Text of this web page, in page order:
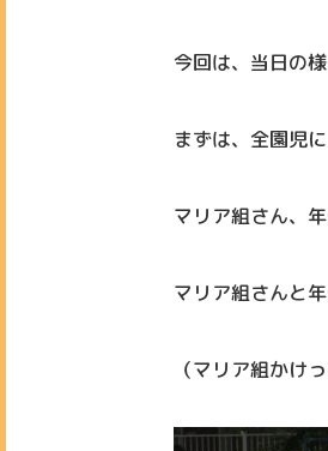
今回は、当日の
まずは、全園児
マリア組さん、
マリア組さんと
（マリア組かけっ